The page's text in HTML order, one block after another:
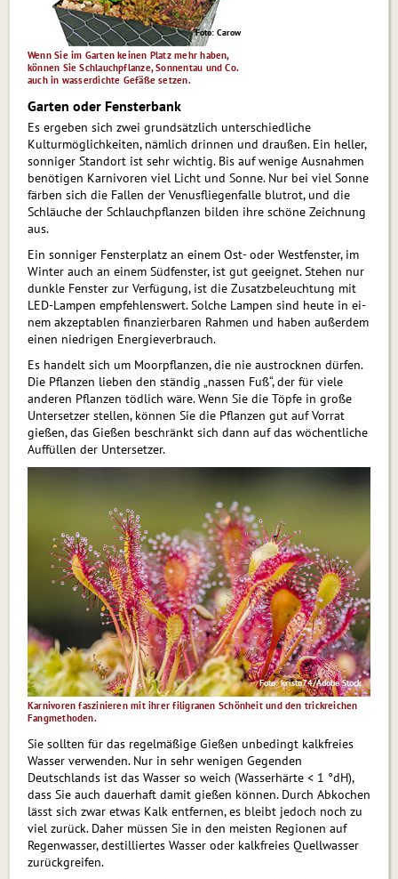
Foto: Carow
Wenn Sie im Garten keinen Platz mehr haben,
können Sie Schlauchpflanze, Sonnentau und Co.
auch in wasserdichte Gefäße setzen.
Garten oder Fensterbank
Es ergeben sich zwei grundsätzlich unter­schiedliche
Kulturmöglichkeiten, nämlich drinnen und draußen. Ein heller,
son­ni­ger Standort ist sehr wichtig. Bis auf wenige Ausnahmen
benötigen Karnivoren viel Licht und Sonne. Nur bei viel Sonne
färben sich die Fallen der Venusfliegenfalle blutrot, und die
Schläuche der Schlauchpflanzen bilden ihre schöne Zeichnung
aus.
Ein sonniger Fensterplatz an einem Ost- oder Westfenster, im
Winter auch an einem Südfenster, ist gut geeignet. Stehen nur
dunk­le Fenster zur Verfügung, ist die Zusatzbeleuchtung mit
LED-Lampen empfeh­lenswert. Solche Lampen sind heute in ei­
nem akzeptablen finanzierbaren Rahmen und haben außerdem
einen niedrigen Energieverbrauch.
Es handelt sich um Moorpflanzen, die nie austrocknen dürfen.
Die Pflanzen lieben den ständig „nassen Fuß“, der für vie­le
anderen Pflanzen tödlich wäre. Wenn Sie die Töpfe in große
Untersetzer stellen, können Sie die Pflanzen gut auf Vorrat
gießen, das Gießen beschränkt sich dann auf das wöchentliche
Auffüllen der Unter­setzer.
Foto: kristo74/Adobe Stock
Karnivoren faszinieren mit ihrer filigranen Schönheit und den trickreichen
Fangmethoden.
Sie sollten für das regelmäßige Gießen unbedingt kalkfreies
Wasser ver­wenden. Nur in sehr wenigen Gegenden
Deutschlands ist das Wasser so weich (Wasserhärte < 1 °dH),
dass Sie auch dauerhaft damit gießen können. Durch Abkochen
lässt sich zwar etwas Kalk ent­fernen, es bleibt jedoch noch zu
viel zurück. Daher müssen Sie in den meisten Regionen auf
Regenwasser, destilliertes Wasser oder kalkfreies Quellwasser
zurückgreifen.